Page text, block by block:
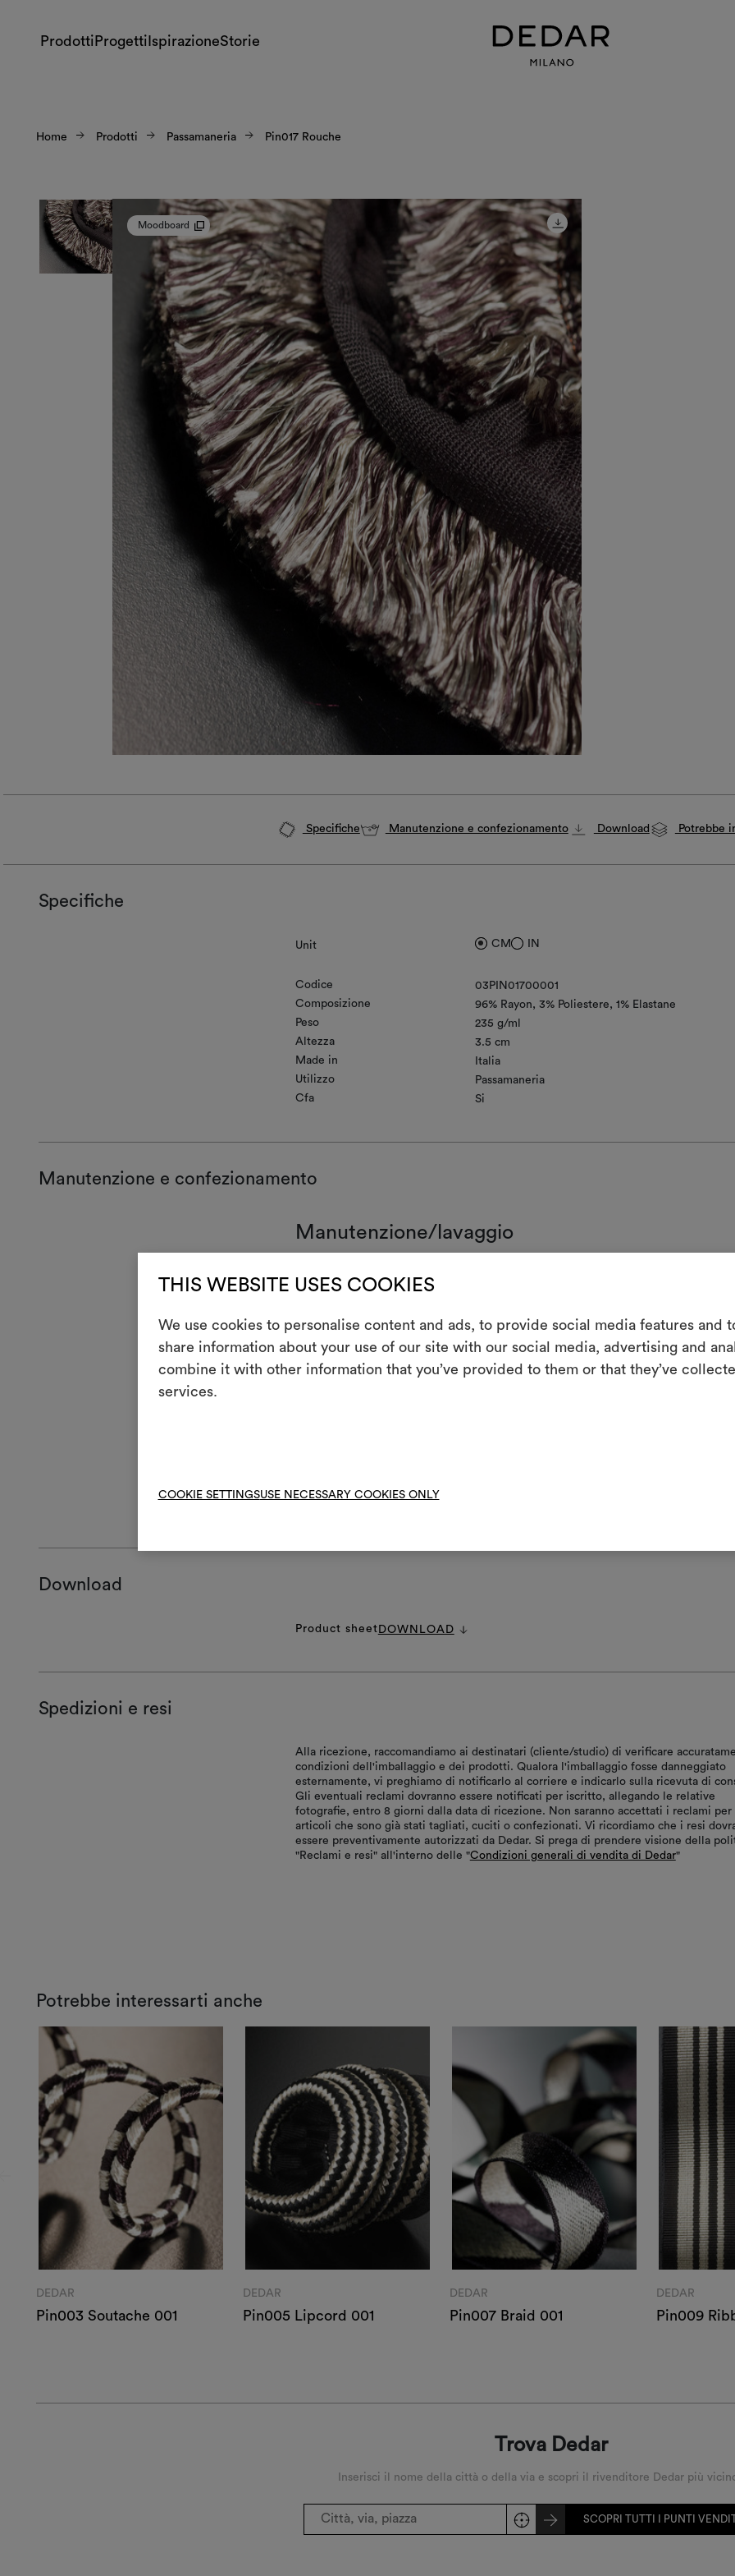
THIS WEBSITE USES COOKIES
We use cookies to personalise content and ads, to provide social media features and
share information about your use of our site with our social media, advertising and
combine it with other information that you’ve provided to them or that they’ve
services.
COOKIE SETTINGSUSE NECESSARY COOKIES ONLY
Prodotti Progetti IspirazioneStorie
Home Prodotti Passamaneria Pin017 Rouche
Moodboard
Specifiche Manutenzione e confezionamento Download Potrebbe
Specifiche
Unit CM IN
Codice
03PIN01700001
Composizione
96% Rayon 3% Poliestere
1% Elastane
Peso
235 g/ml
Altezza
3.5 cm
Made in
Italia
Utilizzo
Passamaneria
Cfa
Si
Manutenzione e confezionamento
Manutenzione/lavaggio
1
H Stiratura tiepida
P
Pulire a secco con percloroetilene e trielina, senza aggiunta di acqua, con
Download
Product sheet DOWNLOAD
Spedizioni e resi
Alla ricezione, raccomandiamo ai destinatari (cliente/studio) di verificare
condizioni dell'imballaggio e dei prodotti. Qualora l'imballaggio fosse danneggiato
esternamente, vi preghiamo di notificarlo al corriere e indicarlo sulla ricevuta di
Gli eventuali reclami dovranno essere notificati per iscritto, allegando le relative
fotografie, entro 8 giorni dalla data di ricezione. Non saranno accettati i reclami per
articoli che sono già stati tagliati, cuciti o confezionati. Vi ricordiamo che i resi
essere preventivamente autorizzati da Dedar. Si prega di prendere visione della
"Reclami e resi" all'interno delle "Condizioni generali di vendita di Dedar"
Potrebbe interessarti anche
DEDAR
Pin003 Soutache 001
DEDAR
Pin005 Lipcord 001
DEDAR
Pin007 Braid 001
DEDAR
Pin009
Trova Dedar
Inserisci il nome della città o della via e scopri il rivenditore Dedar più
SCOPRI TUTTI I PUNTI
Uno